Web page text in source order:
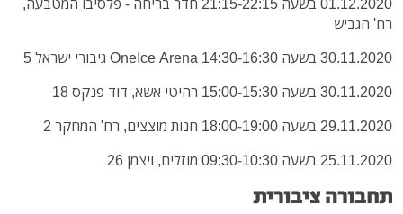
רח' הגביש
30.11.2020 בשעה 14:30-16:30 OneIce Arena גיבורי ישראל 5
30.11.2020 בשעה 15:00-15:30 רהיטי אשא, דוד פנקס 18
29.11.2020 בשעה 18:00-19:00 חנות מוצצים, רח' המחקר 2
25.11.2020 בשעה 09:30-10:30 מוזלים, ויצמן 26
תחבורה ציבורית